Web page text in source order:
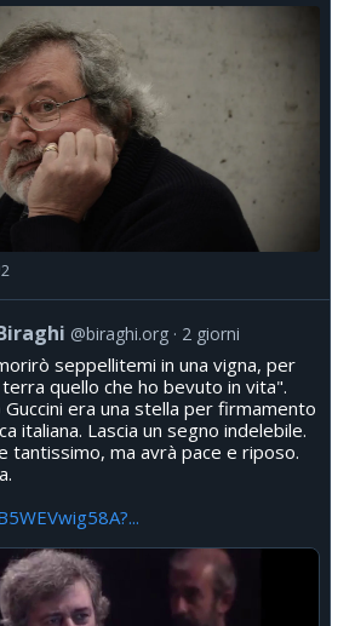
2
@biraghi.org 2 giorni
seppellitemi in una vigna, per
quello che ho bevuto in vita".
Guccini era una stella per firmamento
italiana. Lascia un segno indelebile.
tantissimo, ma avrà pace e riposo.